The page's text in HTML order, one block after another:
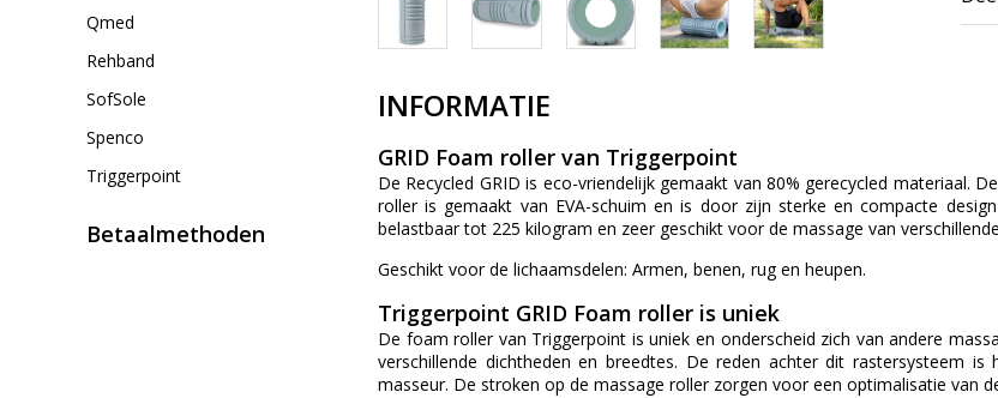
Qmed
Rehband
SofSole
Spenco
Triggerpoint
Betaalmethoden
INFORMATIE
GRID Foam roller van Triggerpoint
De Recycled GRID is eco-vriendelijk gemaakt van 80% gerecycled materiaal.
roller is gemaakt van EVA-schuim en is door zijn sterke en compacte
belastbaar tot 225 kilogram en zeer geschikt voor de massage van
Geschikt voor de lichaamsdelen: Armen, benen, rug en heupen.
Triggerpoint GRID Foam roller is uniek
De foam roller van Triggerpoint is uniek en onderscheid zich van andere
verschillende dichtheden en breedtes. De reden achter dit rastersysteem
masseur. De stroken op de massage roller zorgen voor een optimalisatie van